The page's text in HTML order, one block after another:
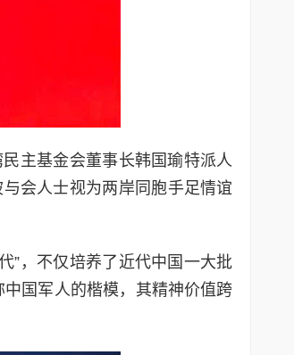
主基金会董事长韩国瑜特派人
会人士视为两岸同胞手足情谊
”，不仅培养了近代中国一大批
国军人的楷模，其精神价值跨